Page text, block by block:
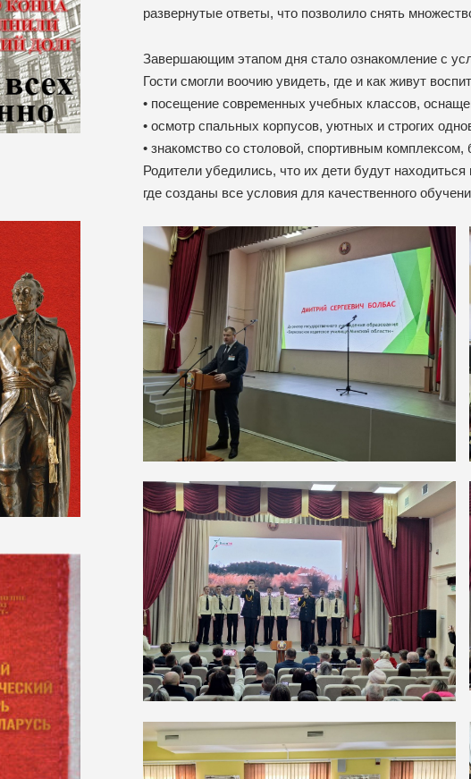
развернутые ответы, что позволило снять
Завершающим этапом дня стало ознакомление с
Гости смогли воочию увидеть, где и как живут
• посещение современных учебных классов,
• осмотр спальных корпусов, уютных и строгих
• знакомство со столовой, спортивным
Родители убедились, что их дети будут
где созданы все условия для качественного